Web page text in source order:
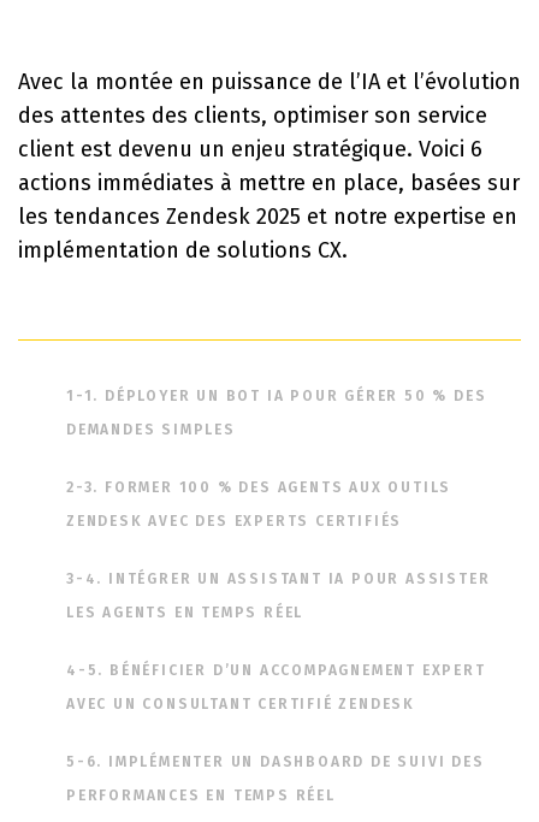
Avec la montée en puissance de l’IA et l’évolution
des attentes des clients, optimiser son service
client est devenu un enjeu stratégique. Voici 6
actions immédiates à mettre en place, basées sur
les tendances Zendesk 2025 et notre expertise en
implémentation de solutions CX.
1-1. DÉPLOYER UN BOT IA POUR GÉRER 50 % DES
DEMANDES SIMPLES
2-3. FORMER 100 % DES AGENTS AUX OUTILS
ZENDESK AVEC DES EXPERTS CERTIFIÉS
3-4. INTÉGRER UN ASSISTANT IA POUR ASSISTER
LES AGENTS EN TEMPS RÉEL
4-5. BÉNÉFICIER D’UN ACCOMPAGNEMENT EXPERT
AVEC UN CONSULTANT CERTIFIÉ ZENDESK
5-6. IMPLÉMENTER UN DASHBOARD DE SUIVI DES
PERFORMANCES EN TEMPS RÉEL